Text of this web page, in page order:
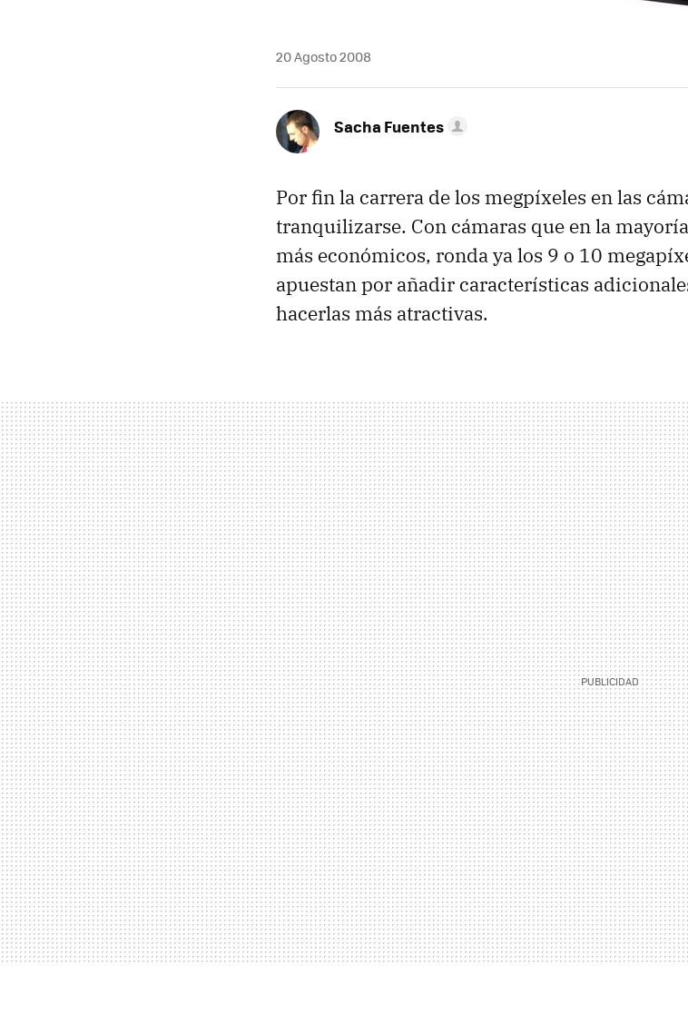
20 Agosto 2008
Sacha Fuentes
Por fin la carrera de los megpíxeles en las
tranquilizarse. Con cámaras que en la
más económicos, ronda ya los 9 o 10
apuestan por añadir características
hacerlas más atractivas.